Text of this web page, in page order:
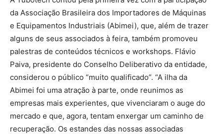
da Associação Brasileira dos Importadores de Máquinas
e Equipamentos Industriais (Abimei), que, além de trazer
alguns de seus associados à feira, também promoveu
palestras de conteúdos técnicos e workshops. Flávio
Paiva, presidente do Conselho Deliberativo da entidade,
considerou o público “muito qualificado”. “A ilha da
Abimei foi uma atração à parte, onde reunimos as
empresas mais experientes, que vivenciaram o auge do
mercado e que, agora, tentam enxergar um caminho de
recuperação. Os estandes das nossas associadas